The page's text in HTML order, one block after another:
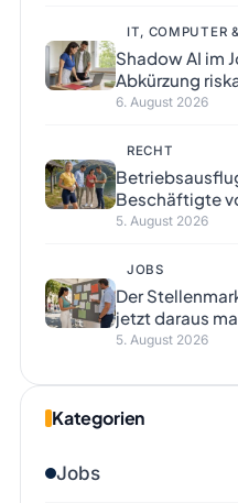
IT, COMPUTER
Shadow AI im
Abkürzung
6. August 2026
RECHT
Beschäftigte
5. August 2026
JOBS
Der
jetzt daraus
5. August 2026
Kategorien
Jobs